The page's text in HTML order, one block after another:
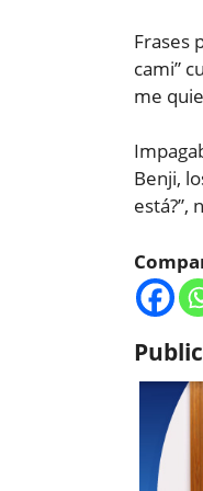
Frases
cami”
me
Benji,
está?”,